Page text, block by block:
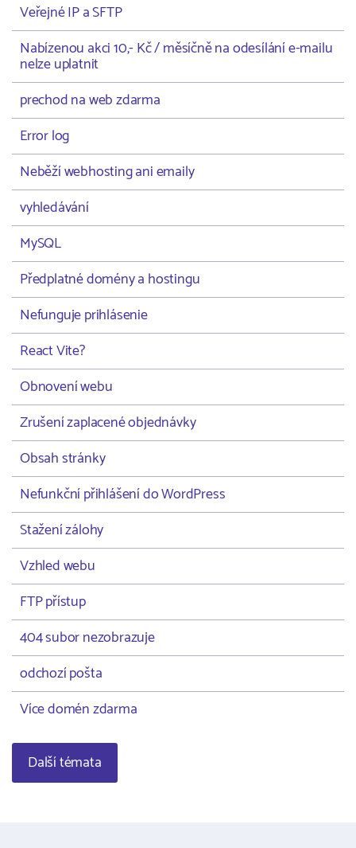
Veřejné IP a SFTP
Nabízenou akci 10,- Kč / měsíčně na odesílání e-mailu
nelze uplatnit
prechod na web zdarma
Error log
Neběží webhosting ani emaily
vyhledávání
MySQL
Předplatné domény a hostingu
Nefunguje prihlásenie
React Vite?
Obnovení webu
Zrušení zaplacené objednávky
Obsah stránky
Nefunkční přihlášení do WordPress
Stažení zálohy
Vzhled webu
FTP přístup
404 subor nezobrazuje
odchozí pošta
Více domén zdarma
Další témata